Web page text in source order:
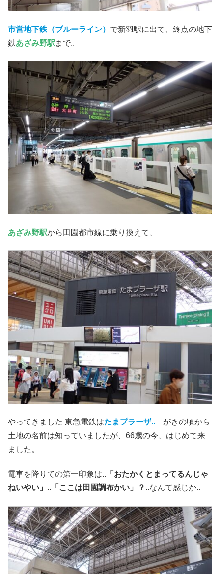
市営地下鉄（ブルーライン） で新羽駅に出て、終点の地下
鉄あざみ野駅 まで..
あざみ野駅から田園都市線に乗り換えて、
やってきました 東急電鉄はたまプラーザ.. がきの頃から
土地の名前は知っていましたが、66歳の今、はじめて来
ました。
電車を降りての第一印象は.. 「おたかくとまってるんじゃ
ねいやい」..「ここは田園調布かい」？..なんて感じか..